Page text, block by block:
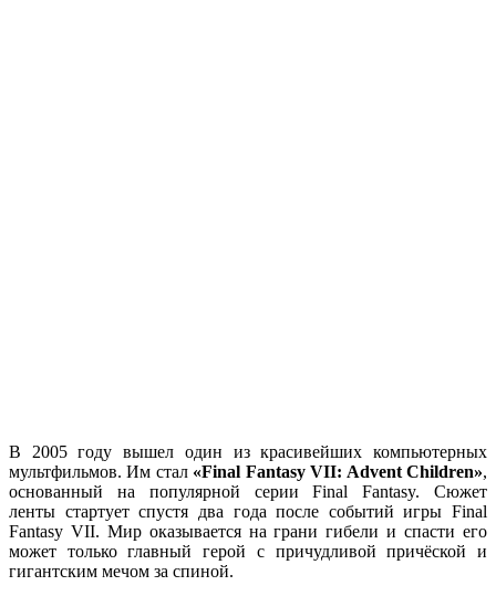
В 2005 году вышел один из красивейших компьютерных
мультфильмов. Им стал «Final Fantasy VII: Advent Children»,
основанный на популярной серии Final Fantasy. Сюжет
ленты стартует спустя два года после событий игры Final
Fantasy VII. Мир оказывается на грани гибели и спасти его
может только главный герой с причудливой причёской и
гигантским мечом за спиной.